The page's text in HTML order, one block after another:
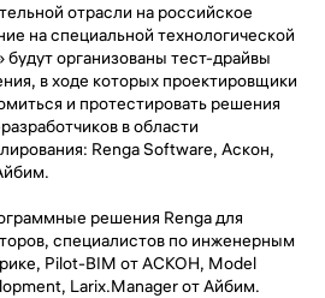
отрасли на российское
на специальной технологической
организованы тест-драйвы
в ходе которых проектировщики
и протестировать решения
в области
Renga Software, Аскон,
решения Renga для
специалистов по инженерным
Pilot-BIM от АСКОН, Model
Larix.Manager от Айбим.